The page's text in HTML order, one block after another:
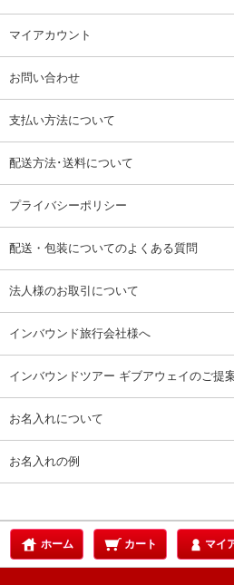
マイアカウント
お問い合わせ
支払い方法について
配送方法･送料について
プライバシーポリシー
配送・包装についてのよくある質問
法人様のお取引について
インバウンド旅行会社様へ
インバウンドツアー ギブアウェイのご提
お名入れについて
お名入れの例
ホーム カート マイ